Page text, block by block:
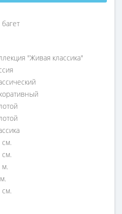
"Живая классика"
см.
см.
м.
см.